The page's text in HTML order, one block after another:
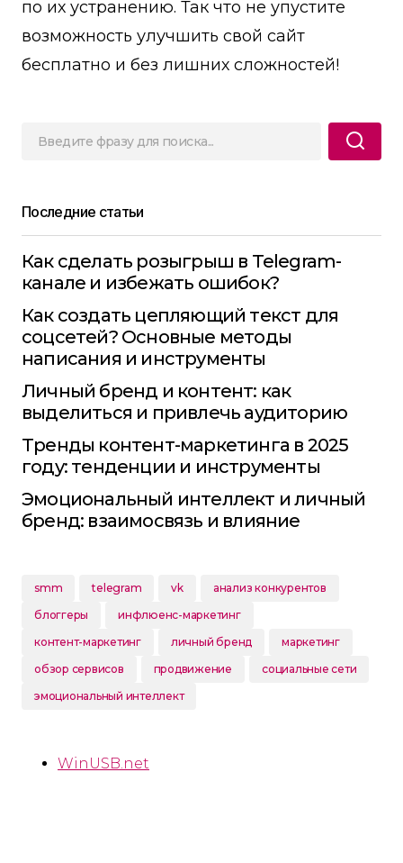
по их устранению. Так что не упустите
возможность улучшить свой сайт
бесплатно и без лишних сложностей!
Последние статьи
Как сделать розыгрыш в Telegram-
канале и избежать ошибок?
Как создать цепляющий текст для
соцсетей? Основные методы
написания и инструменты
Личный бренд и контент: как
выделиться и привлечь аудиторию
Тренды контент-маркетинга в 2025
году: тенденции и инструменты
Эмоциональный интеллект и личный
бренд: взаимосвязь и влияние
smm telegram vk
анализ конкурентов
блоггеры
инфлюенс-маркетинг
контент-маркетинг
личный бренд
маркетинг
обзор сервисов
продвижение
социальные сети
эмоциональный интеллект
WinUSB.net